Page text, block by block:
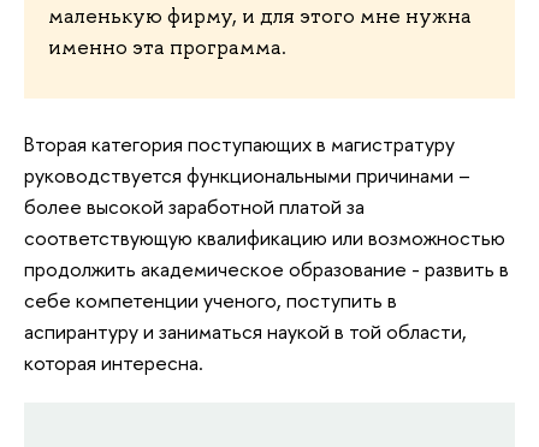
маленькую фирму, и для этого мне нужна
именно эта программа.
Вторая категория поступающих в магистратуру
руководствуется функциональными причинами –
более высокой заработной платой за
соответствующую квалификацию или возможностью
продолжить академическое образование - развить в
себе компетенции ученого, поступить в
аспирантуру и заниматься наукой в той области,
которая интересна.